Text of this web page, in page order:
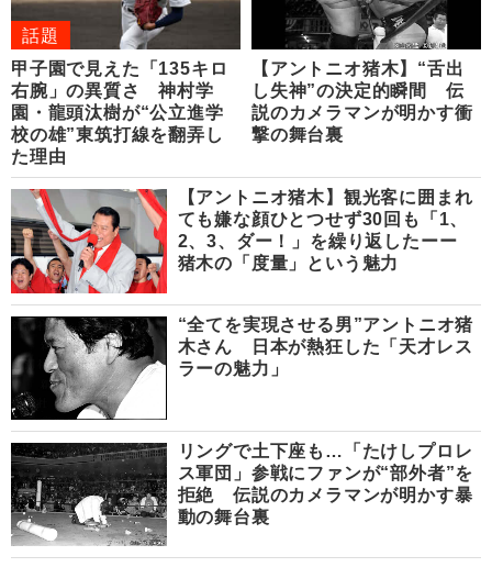
話題
甲子園で見えた「135キロ
右腕」の異質さ 神村学
園・龍頭汰樹が“公立進学
校の雄”東筑打線を翻弄し
た理由
【アントニオ猪木】“舌出
し失神”の決定的瞬間 伝
説のカメラマンが明かす衝
撃の舞台裏
【アントニオ猪木】観光客に囲まれ
ても嫌な顔ひとつせず30回も「1、
2、3、ダー！」を繰り返したーー
猪木の「度量」という魅力
“全てを実現させる男”アントニオ猪
木さん 日本が熱狂した「天才レス
ラーの魅力」
リングで土下座も…「たけしプロレ
ス軍団」参戦にファンが“部外者”を
拒絶 伝説のカメラマンが明かす暴
動の舞台裏